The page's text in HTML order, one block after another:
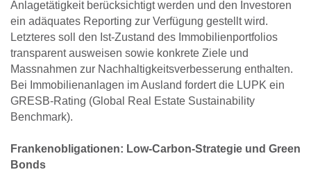
Anlagetätigkeit berücksichtigt werden und den Investoren
ein adäquates Reporting zur Verfügung ge­stellt wird.
Letzteres soll den Ist-Zustand des Immobili­enportfolios
transparent ausweisen sowie konkrete Zie­le und
Massnahmen zur Nachhaltigkeitsverbesserung enthalten.
Bei Immobilienanlagen im Aus­land fordert die LUPK ein
GRESB-Rating (Global Real Estate Sustainability
Benchmark).
Frankenobligationen: Low-Carbon-Strategie und Green
Bonds